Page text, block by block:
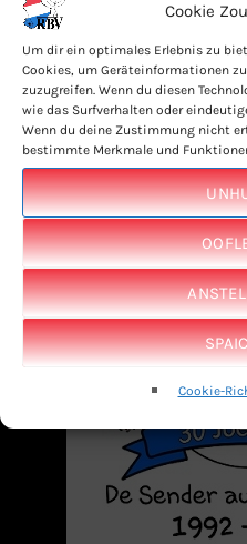
Cookie
Um dir ein optimales Erlebnis zu
Cookies, um Geräteinformationen
zuzugreifen. Wenn du diesen
wie das Surfverhalten oder
Wenn du deine Zustimmung nicht
bestimmte Merkmale und
Cookie-
LAUSCHTERT EIS